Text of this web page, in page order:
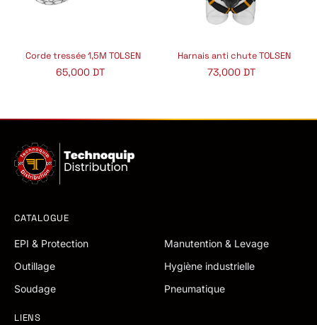
Corde tressée 1,5M TOLSEN
65,000 DT
Harnais anti chute TOLSEN
73,000DT
CATALOGUE
EPI & Protection
Manutention & Levage
Outillage
Hygiène industrielle
Soudage
Pneumatique
LIENS